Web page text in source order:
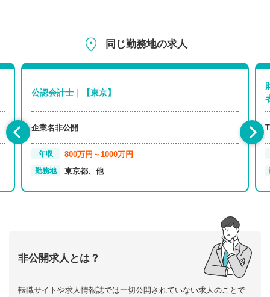
同じ勤務地の求人
公認会計士｜【東京】
企業名非公開
年収 800万円～1000万円
勤務地 東京都、他
非公開求人とは？
転職サイトや求人情報誌では一切公開されていない求人のことで